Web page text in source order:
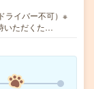
ライバー不可）※
いただくた…